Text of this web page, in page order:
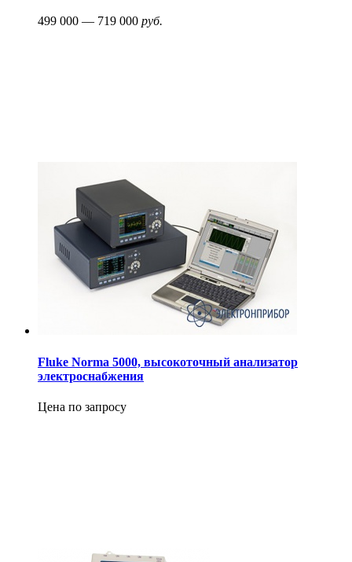
499 000 — 719 000 руб.
Fluke Norma 5000, высокоточный анализатор
электроснабжения
Цена по запросу